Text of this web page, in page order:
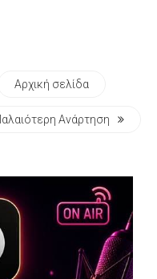
Αρχική σελίδα
Ανάρτηση